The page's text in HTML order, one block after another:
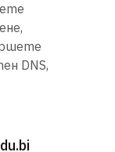
DNS,